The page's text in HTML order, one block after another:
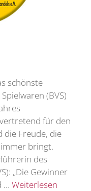
schönste
(BVS)
für den
die Freude, die
bringt.
des
„Die Gewinner
… Weiterlesen